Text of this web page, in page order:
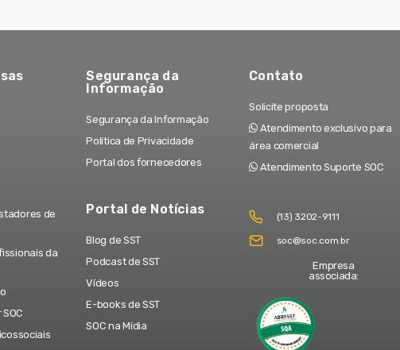
de
da
Segurança da
Informação
Segurança da Informação
Política de Privacidade
Portal dos fornecedores
Portal de Notícias
Blog de SST
Podcast de SST
Vídeos
E-books de SST
SOC na Mídia
Contato
Solicite proposta
Atendimento exclusivo para
área comercial
Atendimento Suporte SOC
(13) 3202-9111
soc@soc.com.br
Empresa
associada: